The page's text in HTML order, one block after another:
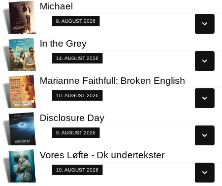
Se alle dage
Michael
9. AUGUST 2026
Se alle dage
In the Grey
14. AUGUST 2026Fra 14.08.2026
Se alle dage
Marianne Faithfull: Broken English
10. AUGUST 2026Fra 10.08.2026
Se alle dage
Disclosure Day
9. AUGUST 2026
Se alle dage
Vores Løfte - Dk undertekster
10. AUGUST 2026Fra 10.08.2026